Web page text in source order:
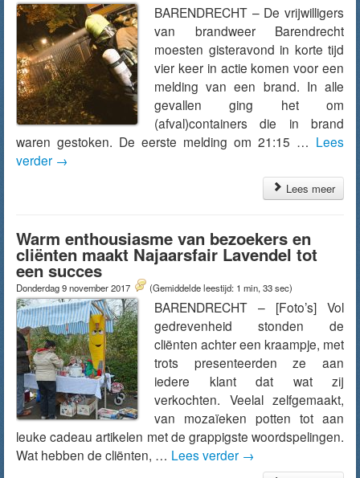
BARENDRECHT – De vrijwilligers
van brandweer Barendrecht
moesten gisteravond in korte tijd
vier keer in actie komen voor een
melding van een brand. In alle
gevallen ging het om
(afval)containers die in brand
waren gestoken. De eerste melding om 21:15 … Lees
verder →
Lees meer
Warm enthousiasme van bezoekers en
cliënten maakt Najaarsfair Lavendel tot
een succes
Donderdag 9 november 2017 (Gemiddelde leestijd: 1 min, 33 sec)
BARENDRECHT – [Foto’s] Vol
gedrevenheid stonden de
cliënten achter een kraampje, met
trots presenteerden ze aan
iedere klant dat wat zij
verkochten. Veelal zelfgemaakt,
van mozaïeken potten tot aan
leuke cadeau artikelen met de grappigste woordspelingen.
Wat hebben de cliënten, … Lees verder →